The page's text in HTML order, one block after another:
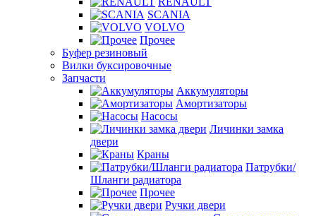
SCANIA
VOLVO
Прочее
Буфер резиновый
Вилки буксировочные
Запчасти
Аккумуляторы
Амортизаторы
Насосы
Личинки замка
двери
Краны
Патрубки/
Шланги радиатора
Прочее
Ручки двери